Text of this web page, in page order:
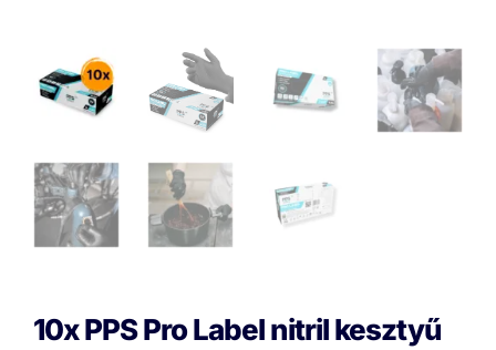
10x PPS Pro Label nitril kesztyű